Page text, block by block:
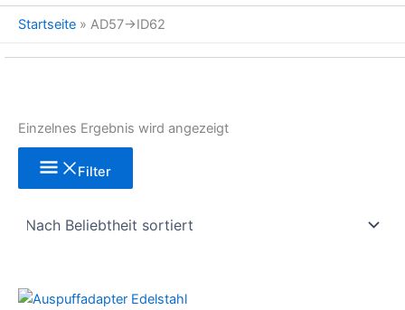
Startseite » AD57→ID62
Einzelnes Ergebnis wird angezeigt
Filter
Dieses